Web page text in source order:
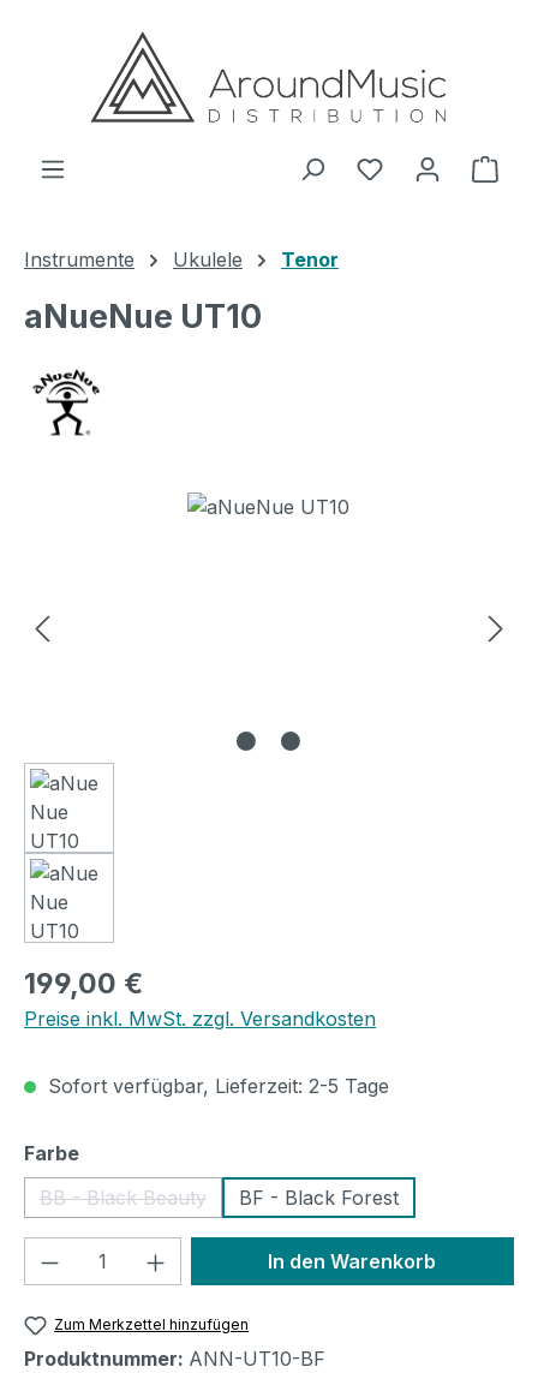
Zum Hauptinhalt springen
Instrumente Ukulele Tenor
aNueNue UT10
Bildergalerie überspringen
Regulärer Preis:
199,00 €
Preise inkl. MwSt. zzgl. Versandkosten
Sofort verfügbar, Lieferzeit: 2-5 Tage
Farbeauswählen
BB - Black Beauty
(Diese Option ist zurzeit nicht verfügbar.)
BF - Black Forest
Produkt Anzahl: Gib denIn den Warenkorb
Zum Merkzettel hinzufügen
Produktnummer: ANN-UT10-BF